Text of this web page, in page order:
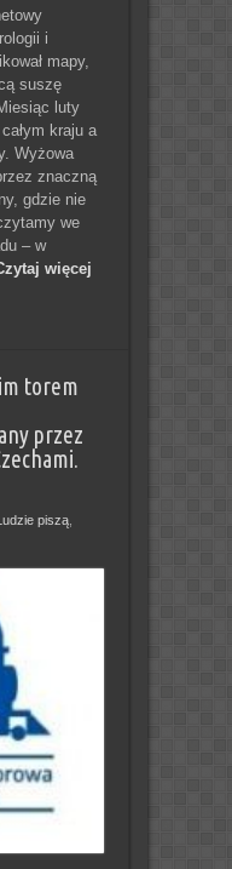
i
mapy,
suszę
luty
kraju a
Wyżowa
znaczną
gdzie nie
we
– w
więcej
torem
przez
piszą,